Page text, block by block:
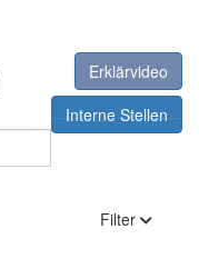
Erklärvideo
Interne Stellen
Filter